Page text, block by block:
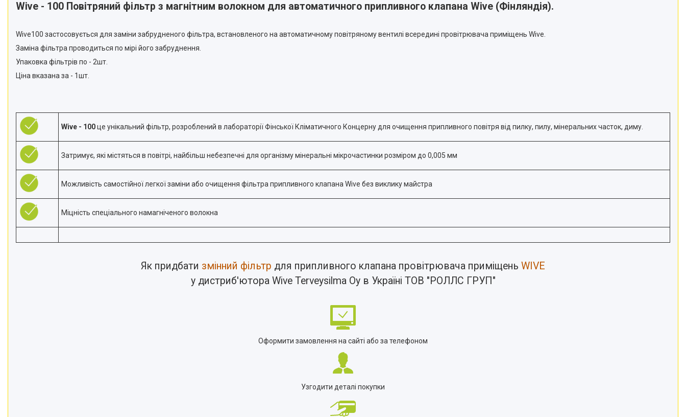
Wive - 100 Повітряний фільтр з магнітним волокном для автоматичного припливного клапана Wive (Фінляндія).
Wive100 застосовується для заміни забрудненого фільтра, встановленого на автоматичному повітряному вентилі всередині провітрювача приміщень Wive.
Заміна фільтра проводиться по мірі його забруднення.
Упаковка фільтрів по - 2шт.
Ціна вказана за - 1шт.
Wive - 100це унікальний фільтр, розроблений в лабораторії Фінської Кліматичного Концерну для очищення припливного повітря від пилку, пилу, мінеральних часток, диму.
Затримує, які містяться в повітрі, найбільш небезпечні для організму мінеральні мікрочастинки розміром до 0,005 мм
Можливість самостійної легкої заміни або очищення фільтра припливного клапана Wive без виклику майстра
Міцність спеціального намагніченого волокна
Як придбати змінний фільтр для припливного клапана провітрювача приміщень WIVE
у дистриб'ютора Wive Terveysilma Oy в Україні ТОВ "РОЛЛС ГРУП"
Оформити замовлення на сайті або за телефоном
Узгодити деталі покупки